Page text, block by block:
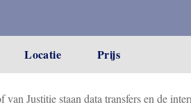
Locatie Prijs
Justitie staan data transfers en de